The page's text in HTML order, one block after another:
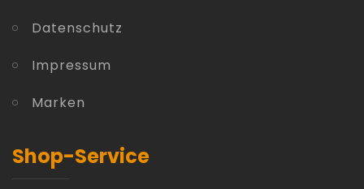
Datenschutz
Impressum
Marken
Shop-Service